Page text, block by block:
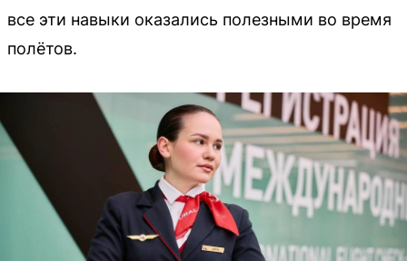
все эти навыки оказались полезными во время
полётов.